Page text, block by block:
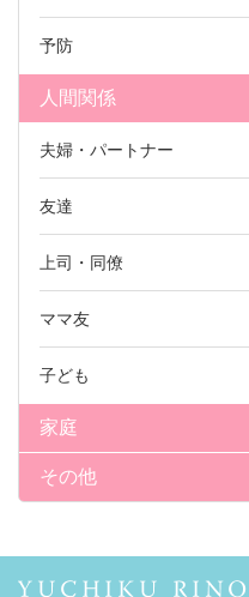
予防
人間関係
夫婦・パートナー
友達
上司・同僚
ママ友
子ども
家庭
その他